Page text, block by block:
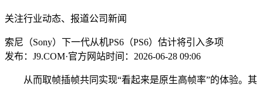
关注行业动态、报道公司新闻
索尼（Sony）下一代从机PS6（PS6）估计将引入多项
发布：J9.COM·官方网站时间：2026-06-28 09:06
从而取帧插帧共同实现“看起来是原生高帧率”的体验。其